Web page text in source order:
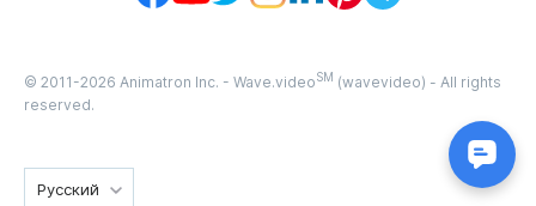
Русский
© 2011-2026 Animatron Inc. - Wave.videoSM (wavevideo) - All rights
reserved.